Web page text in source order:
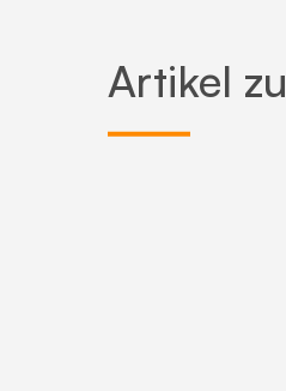
Artikel